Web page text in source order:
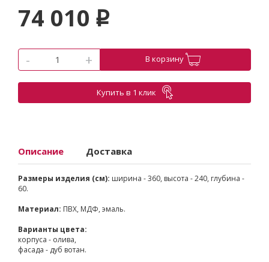
74 010 p
- + В корзину
Купить в 1 клик
Описание Доставка
Размеры изделия (см): ширина - 360, высота - 240, глубина -
60.
Материал: ПВХ, МДФ, эмаль.
Варианты цвета:
корпуса - олива,
фасада - дуб вотан.